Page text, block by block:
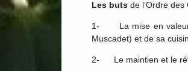
Les buts de l’Ordre
1- La mise en valeur
Muscadet) et de sa
2- Le maintien et le